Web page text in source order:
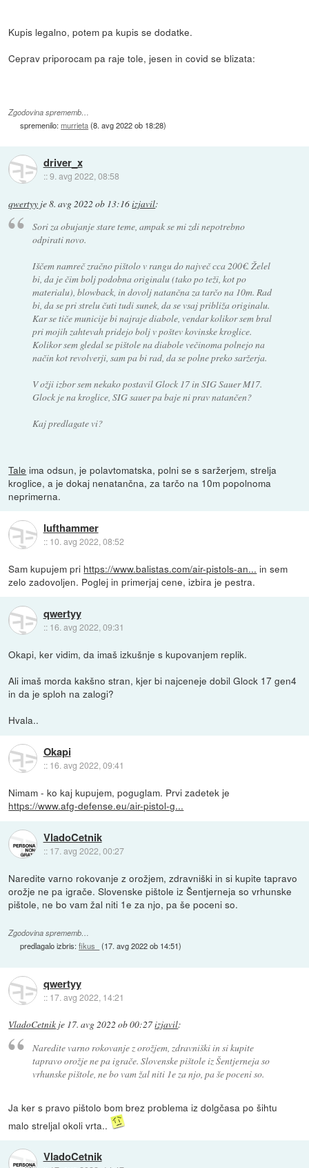
Kupis legalno, potem pa kupis se dodatke.
Ceprav priporocam pa raje tole, jesen in covid se blizata:
Zgodovina sprememb…
spremenilo:murrieta(8. avg 2022 ob 18:28)
driver_x
::9. avg 2022, 08:58
qwertyy je8. avg 2022 ob 13:16izjavil:
Sori za obujanje stare teme, ampak se mi zdi nepotrebno
odpirati novo.
Iščem namreč zračno pištolo v rangu do največ cca 200€. Želel
bi, da je čim bolj podobna originalu (tako po teži, kot po
materialu), blowback, in dovolj natančna za tarčo na 10m. Rad
bi, da se pri strelu čuti tudi sunek, da se vsaj približa originalu.
Kar se tiče municije bi najraje diabole, vendar kolikor sem bral
pri mojih zahtevah pridejo bolj v poštev kovinske kroglice.
Kolikor sem gledal se pištole na diabole večinoma polnejo na
način kot revolverji, sam pa bi rad, da se polne preko saržerja.
V ožji izbor sem nekako postavil Glock 17 in SIG Sauer M17.
Glock je na kroglice, SIG sauer pa baje ni prav natančen?
Kaj predlagate vi?
Tale ima odsun, je polavtomatska, polni se s saržerjem, strelja
kroglice, a je dokaj nenatančna, za tarčo na 10m popolnoma
neprimerna.
lufthammer
:: 10. avg 2022, 08:52
Sam kupujem pri https://www.balistas.com/air-pistols-an... in sem
zelo zadovoljen. Poglej in primerjaj cene, izbira je pestra.
qwertyy
:: 16. avg 2022, 09:31
Okapi, ker vidim, da imaš izkušnje s kupovanjem replik.
Ali imaš morda kakšno stran, kjer bi najceneje dobil Glock 17 gen4
in da je sploh na zalogi?
Hvala..
Okapi
:: 16. avg 2022, 09:41
Nimam - ko kaj kupujem, poguglam. Prvi zadetek je
https://www.afg-defense.eu/air-pistol-g...
VladoCetnik
:: 17. avg 2022, 00:27
Naredite varno rokovanje z orožjem, zdravniški in si kupite tapravo
orožje ne pa igrače. Slovenske pištole iz Šentjerneja so vrhunske
pištole, ne bo vam žal niti 1e za njo, pa še poceni so.
Zgodovina sprememb…
predlagalo izbris:fikus_ (17. avg 2022 ob 14:51)
qwertyy
:: 17. avg 2022, 14:21
VladoCetnik je 17. avg 2022 ob 00:27izjavil:
Naredite varno rokovanje z orožjem, zdravniški in si kupite
tapravo orožje ne pa igrače. Slovenske pištole iz Šentjerneja so
vrhunske pištole, ne bo vam žal niti 1e za njo, pa še poceni so.
Ja ker s pravo pištolo bom brez problema iz dolgčasa po šihtu
malo streljal okoli vrta..
VladoCetnik